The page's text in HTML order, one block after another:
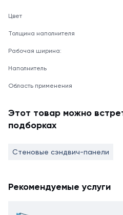
оттенку.
Цвет
Толщина наполнителя
Рабочая ширина:
Наполнитель
Область применения
Этот товар можно
подборках
Стеновые сэндвич-панели
Рекомендуемые услуги